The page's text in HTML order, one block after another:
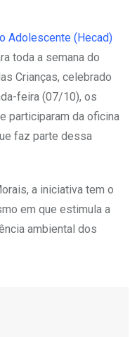
Adolescente (Hecad)
toda a semana do
Crianças, celebrado
feira (07/10), os
participaram da oficina
faz parte dessa
a iniciativa tem o
em que estimula a
ambiental dos